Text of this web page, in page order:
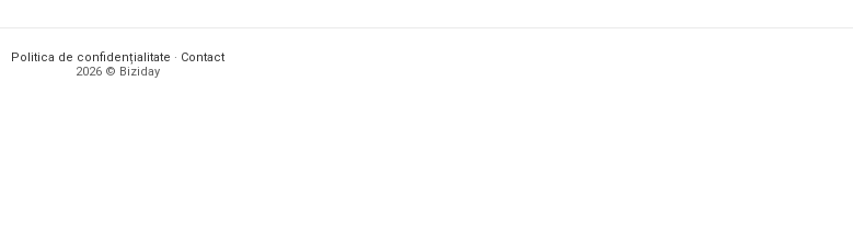
Politica de confidențialitate · Contact
2026 © Biziday